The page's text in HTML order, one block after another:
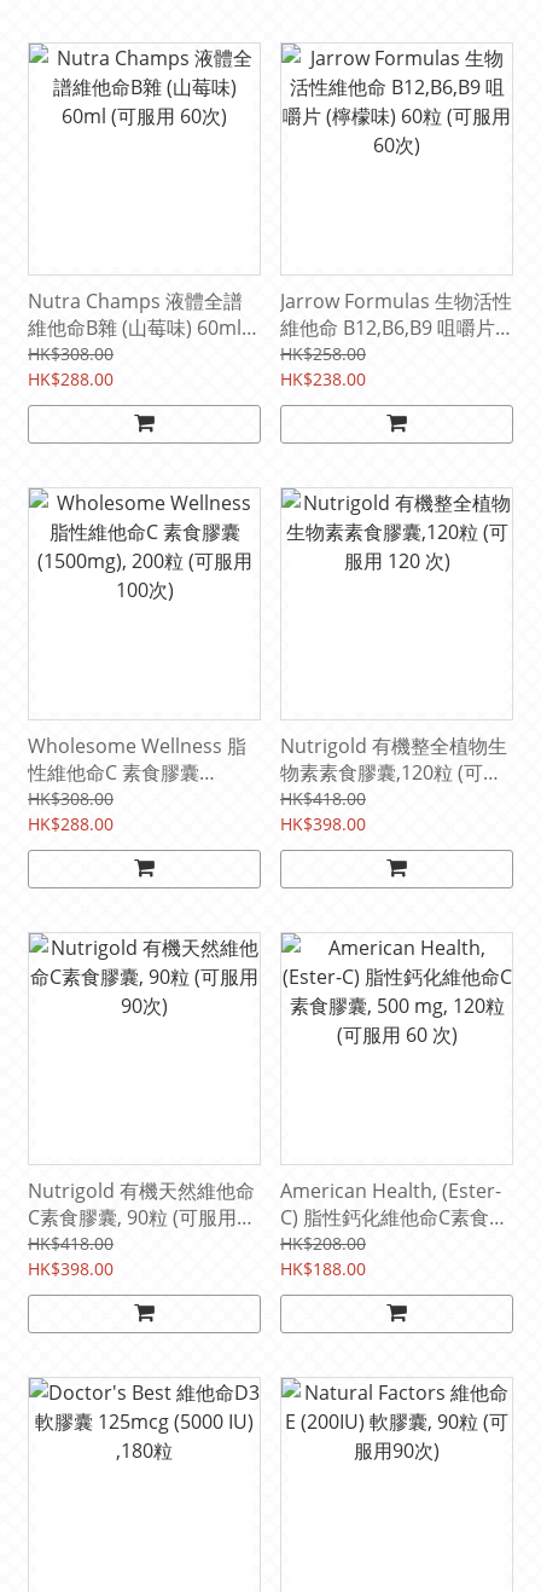
Nutra Champs 液體全譜
維他命B雜 (山莓味) 60ml
(可服用 60次)
HK$308.00
HK$288.00
Jarrow Formulas 生物活性
維他命 B12,B6,B9 咀嚼片
(檸檬味) 60粒 (可服用60次)
HK$258.00
HK$238.00
Wholesome Wellness 脂
性維他命C 素食膠囊
(1500mg), 200粒 (可服用
100次)
HK$308.00
HK$288.00
Nutrigold 有機整全植物生
物素素食膠囊,120粒 (可服
用 120 次)
HK$418.00
HK$398.00
Nutrigold 有機天然維他命
C素食膠囊, 90粒 (可服用90
次)
HK$418.00
HK$398.00
American Health, (Ester-
C) 脂性鈣化維他命C素食膠
囊, 500 mg, 120粒 (可服用
60 次)
HK$208.00
HK$188.00